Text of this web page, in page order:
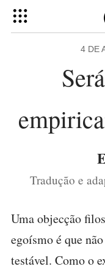
4 DE
Tradução e
Uma objecção
egoísmo é que
testável. Como o